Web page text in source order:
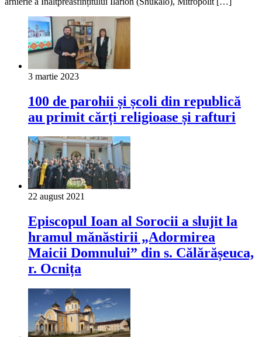
3 martie 2023
100 de parohii și școli din republică
au primit cărți religioase și rafturi
22 august 2021
Episcopul Ioan al Sorocii a slujit la
hramul mănăstirii „Adormirea
Maicii Domnului” din s. Călărășeuca,
r. Ocnița